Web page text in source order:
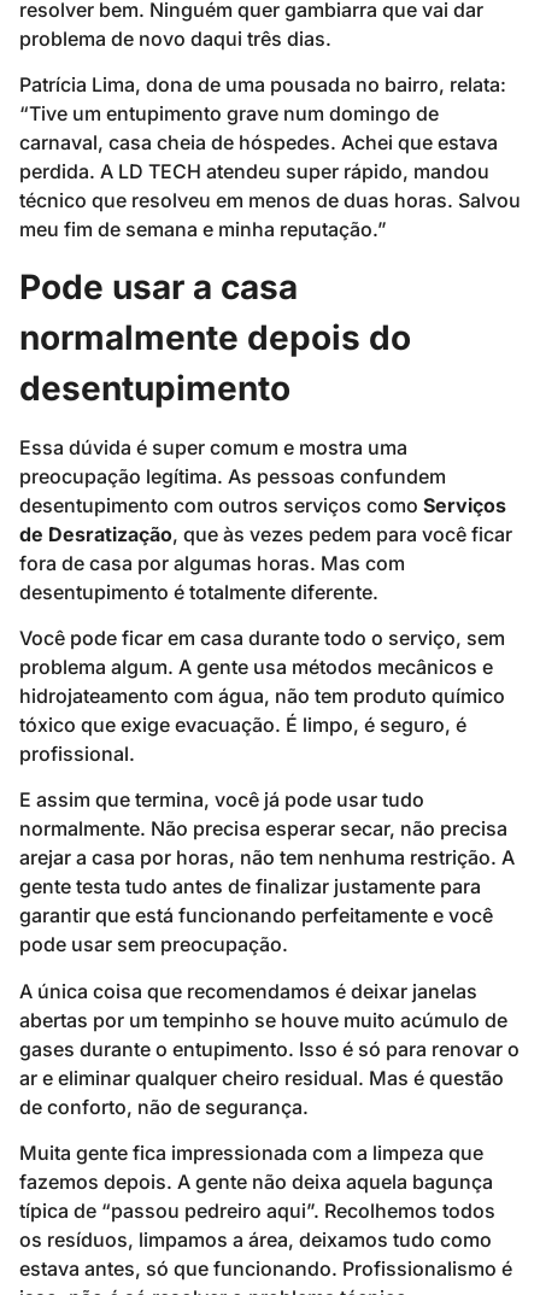
resolver bem. Ninguém quer gambiarra que vai dar
problema de novo daqui três dias.
Patrícia Lima, dona de uma pousada no bairro, relata:
“Tive um entupimento grave num domingo de
carnaval, casa cheia de hóspedes. Achei que estava
perdida. A LD TECH atendeu super rápido, mandou
técnico que resolveu em menos de duas horas. Salvou
meu fim de semana e minha reputação.”
Pode usar a casa
normalmente depois do
desentupimento
Essa dúvida é super comum e mostra uma
preocupação legítima. As pessoas confundem
desentupimento com outros serviços como Serviços
de Desratização, que às vezes pedem para você ficar
fora de casa por algumas horas. Mas com
desentupimento é totalmente diferente.
Você pode ficar em casa durante todo o serviço, sem
problema algum. A gente usa métodos mecânicos e
hidrojateamento com água, não tem produto químico
tóxico que exige evacuação. É limpo, é seguro, é
profissional.
E assim que termina, você já pode usar tudo
normalmente. Não precisa esperar secar, não precisa
arejar a casa por horas, não tem nenhuma restrição. A
gente testa tudo antes de finalizar justamente para
garantir que está funcionando perfeitamente e você
pode usar sem preocupação.
A única coisa que recomendamos é deixar janelas
abertas por um tempinho se houve muito acúmulo de
gases durante o entupimento. Isso é só para renovar o
ar e eliminar qualquer cheiro residual. Mas é questão
de conforto, não de segurança.
Muita gente fica impressionada com a limpeza que
fazemos depois. A gente não deixa aquela bagunça
típica de “passou pedreiro aqui”. Recolhemos todos
os resíduos, limpamos a área, deixamos tudo como
estava antes, só que funcionando. Profissionalismo é